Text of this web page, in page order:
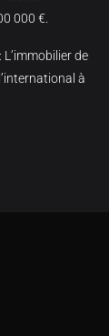
000 €.
: L’immobilier de
à